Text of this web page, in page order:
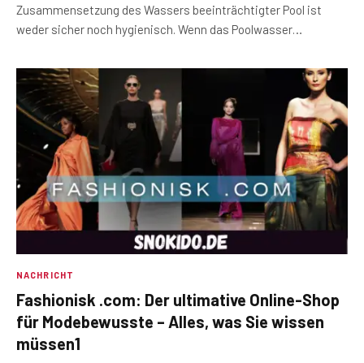
Zusammensetzung des Wassers beeinträchtigter Pool ist
weder sicher noch hygienisch. Wenn das Poolwasser…
NACHRICHT
Fashionisk .com: Der ultimative Online-Shop
für Modebewusste – Alles, was Sie wissen
müssen1